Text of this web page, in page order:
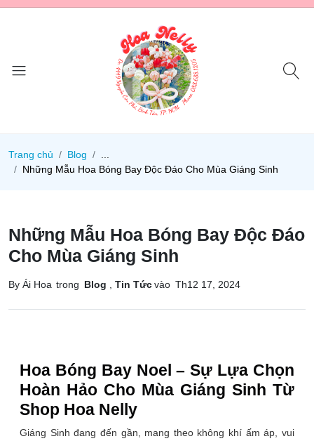
Trang chủ Blog
...
Những Mẫu Hoa Bóng Bay Độc Đáo Cho Mùa Giáng Sinh
Những Mẫu Hoa Bóng Bay Độc Đáo
Cho Mùa Giáng Sinh
By Ái Hoa trong Blog , Tin Tứcvào Th12 17, 2024
Hoa Bóng Bay Noel – Sự Lựa Chọn
Hoàn Hảo Cho Mùa Giáng Sinh Từ
Shop Hoa Nelly
Giáng Sinh đang đến gần, mang theo không khí ấm áp, vui